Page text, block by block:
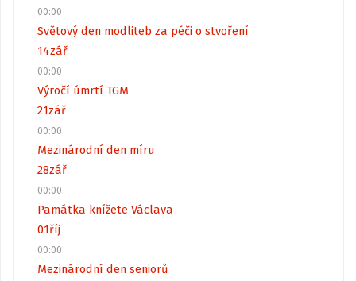
00:00
Světový den modliteb za péči o stvoření
14zář
00:00
Výročí úmrtí TGM
21zář
00:00
Mezinárodní den míru
28zář
00:00
Památka knížete Václava
01říj
00:00
Mezinárodní den seniorů